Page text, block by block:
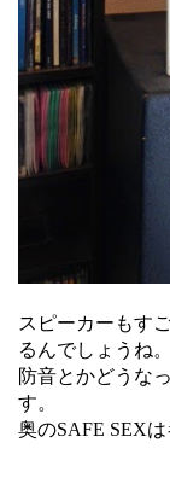
スピーカーもす
るんでしょうね。
防音とかどうな
す。
奥のSAFE SEX